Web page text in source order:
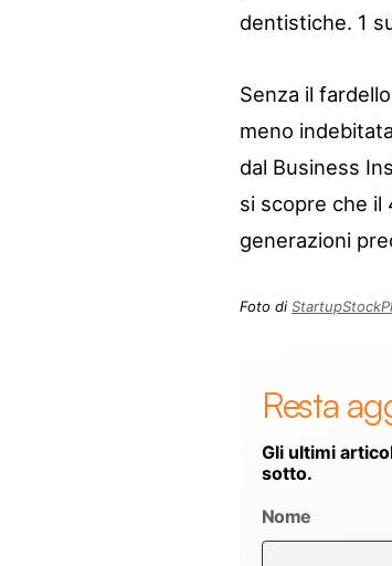
dentistiche. 1
Senza il
meno
dal Business
si scopre che il
generazioni
Foto di
Resta
Gli ultimi
sotto.
Nome